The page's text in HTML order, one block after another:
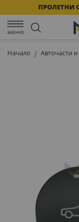
ПРОЛЕТНИ
меню
Начало Авточасти